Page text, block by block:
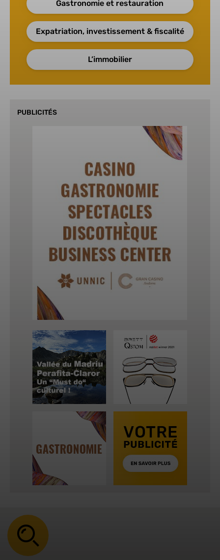
Gastronomie et restauration
Expatriation, investissement & fiscalité
L’immobilier
PUBLICITÉS